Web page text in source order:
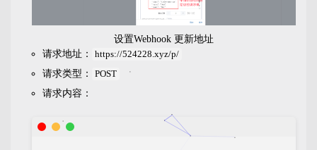
设置Webhook 更新地址
请求地址：
https://524228.xyz/p/
请求类型： POST
请求内容：